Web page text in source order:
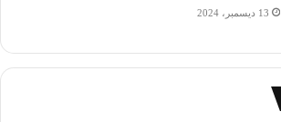
13 ديسمبر، 2024